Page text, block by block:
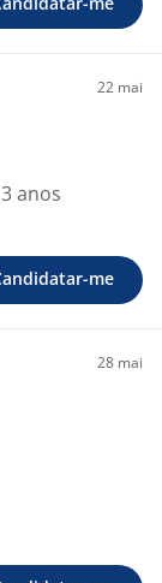
22 mai
anos
me
28 mai